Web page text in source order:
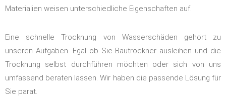
Materialien weisen unterschiedliche Eigenschaften auf.
Eine schnelle Trocknung von Wasserschäden gehört zu
unseren Aufgaben. Egal ob Sie Bautrockner ausleihen und die
Trocknung selbst durchführen möchten oder sich von uns
umfassend beraten lassen. Wir haben die passende Lösung für
Sie parat.